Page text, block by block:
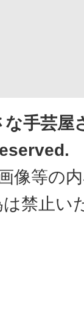
手芸屋
像等の
禁止い